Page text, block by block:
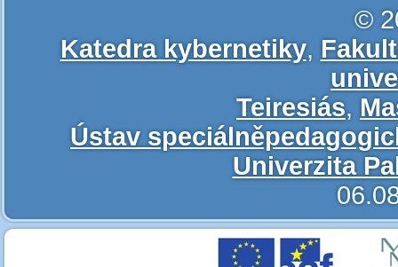
©
Katedra kybernetiky,
Teiresiás,
Ústav
Univerzita